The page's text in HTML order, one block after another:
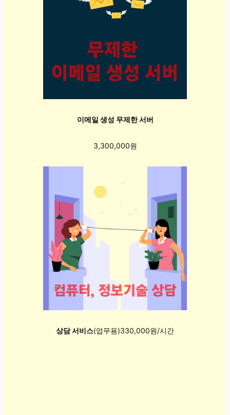
이메일 생성 무제한 서버
3,300,000원
상담 서비스(업무용)330,000원/시간